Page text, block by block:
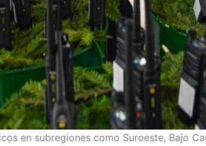
en subregiones como Suroeste, Bajo